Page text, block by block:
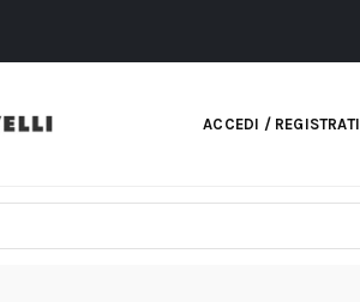
ACCEDI / REGISTRATI